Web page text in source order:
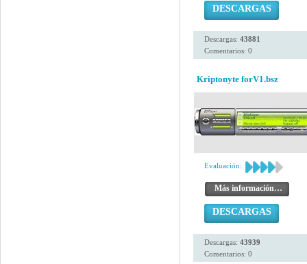
DESCARGAS
Descargas: 43881
Comentarios: 0
Kriptonyte forV1.bsz
Evaluación:
Más información…
DESCARGAS
Descargas: 43939
Comentarios: 0